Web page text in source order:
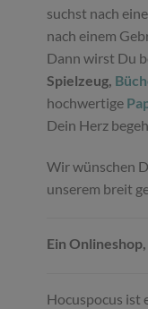
suchst nach
nach einem
Dann wirst Du
Spielzeug,
hochwertige
Dein Herz
Wir wünschen
unserem breit
Ein
Hocuspocus ist